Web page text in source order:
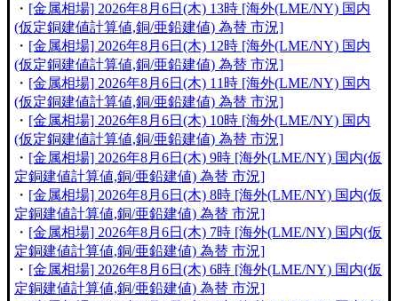
・ [金属相場] 2026年8月6日(木) 13時 [海外(LME/NY) 国内
(仮定銅建値計算値,銅/亜鉛建値) 為替 市況]
・ [金属相場] 2026年8月6日(木) 12時 [海外(LME/NY) 国内
(仮定銅建値計算値,銅/亜鉛建値) 為替 市況]
・ [金属相場] 2026年8月6日(木) 11時 [海外(LME/NY) 国内
(仮定銅建値計算値,銅/亜鉛建値) 為替 市況]
・ [金属相場] 2026年8月6日(木) 10時 [海外(LME/NY) 国内
(仮定銅建値計算値,銅/亜鉛建値) 為替 市況]
・ [金属相場] 2026年8月6日(木) 9時 [海外(LME/NY) 国内(仮
定銅建値計算値,銅/亜鉛建値) 為替 市況]
・ [金属相場] 2026年8月6日(木) 8時 [海外(LME/NY) 国内(仮
定銅建値計算値,銅/亜鉛建値) 為替 市況]
・ [金属相場] 2026年8月6日(木) 7時 [海外(LME/NY) 国内(仮
定銅建値計算値,銅/亜鉛建値) 為替 市況]
・ [金属相場] 2026年8月6日(木) 6時 [海外(LME/NY) 国内(仮
定銅建値計算値,銅/亜鉛建値) 為替 市況]